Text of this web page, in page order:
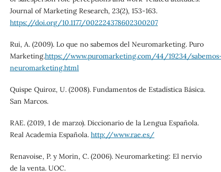
Journal of Marketing Research, 23(2), 153-163.
https://doi.org/10.1177/002224378602300207
Rui, A. (2009). Lo que no sabemos del Neuromarketing. Puro
Marketing.https://www.puromarketing.com/44/19234/
neuromarketing.html
Quispe Quiroz, U. (2008). Fundamentos de Estadística Básica.
San Marcos.
RAE. (2019, 1 de marzo). Diccionario de la Lengua Española.
Real Academia Española. http://www.rae.es/
Renavoise, P. y Morin, C. (2006). Neuromarketing: El nervio
de la venta. UOC.